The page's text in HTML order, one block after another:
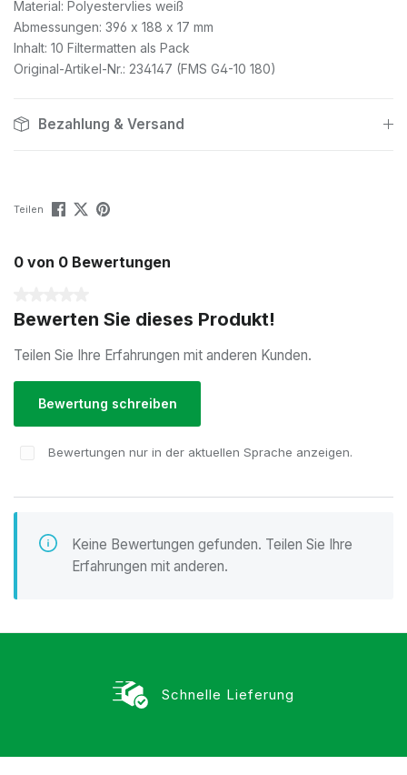
Material: Polyestervlies weiß
Abmessungen: 396 x 188 x 17 mm
Inhalt: 10 Filtermatten als Pack
Original-Artikel-Nr.: 234147 (FMS G4-10 180)
Bezahlung & Versand
Teilen
0 von 0 Bewertungen
Bewerten Sie dieses Produkt!
Teilen Sie Ihre Erfahrungen mit anderen Kunden.
Bewertung schreiben
Bewertungen nur in der aktuellen Sprache anzeigen.
Keine Bewertungen gefunden. Teilen Sie Ihre
Erfahrungen mit anderen.
Schnelle Lieferung